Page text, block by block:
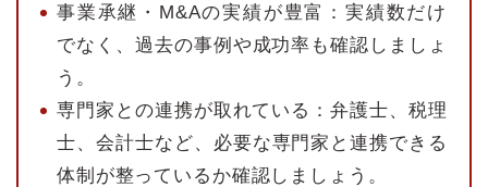
事業承継・M&Aの実績が豊富：実績数だけ
でなく、過去の事例や成功率も確認しましょ
う。
専門家との連携が取れている：弁護士、税理
士、会計士など、必要な専門家と連携できる
体制が整っているか確認しましょう。